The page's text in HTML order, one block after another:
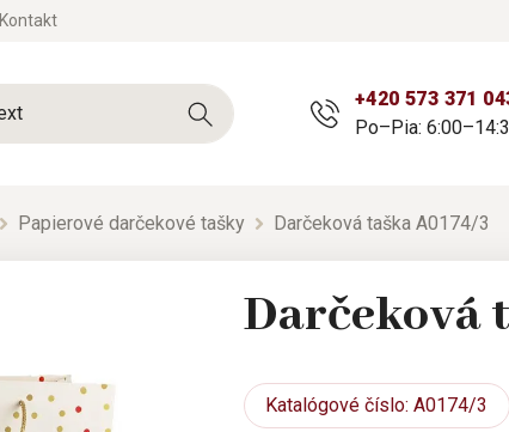
Kontakt
+420 573 371
Po–Pia:
Papierové darčekové tašky Darčeková taška A0174/3
Darčeková
Katalógové číslo: A0174/3